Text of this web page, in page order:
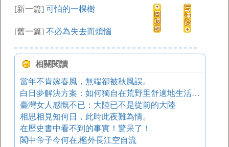
[新一篇] 可怕的一棵樹
[舊一篇] 不必為失去而煩惱
相關閱讀
當年不肯嫁春風，無端卻被秋風誤。
白日夢解決方案：如何獨自在荒野里舒適地生活一年
臺灣女人感慨不已：大陸已不是從前的大陸
相思相見知何日，此時此夜難為情。
在歷史書中看不到的事實！驚呆了！
閣中帝子今何在,檻外長江空自流